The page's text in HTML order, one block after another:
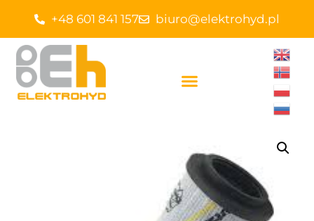
+48 601 841 157 biuro@elektrohyd.pl